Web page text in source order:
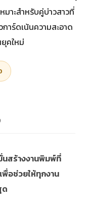
าะสำหรับคู่บ่าวสาวที่
าร์ดเน้นความสะอาด
คใหม่
นสร้างงานพิมพ์ที่
พื่อช่วยให้ทุกงาน